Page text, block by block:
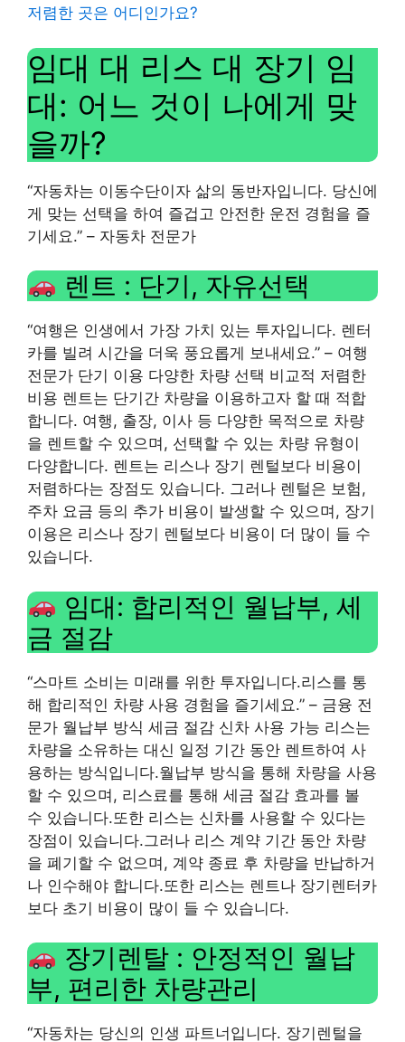
저렴한 곳은 어디인가요?
임대 대 리스 대 장기 임
대: 어느 것이 나에게 맞
을까?
“자동차는 이동수단이자 삶의 동반자입니다. 당신에
게 맞는 선택을 하여 즐겁고 안전한 운전 경험을 즐
기세요.” – 자동차 전문가
렌트 : 단기, 자유선택
“여행은 인생에서 가장 가치 있는 투자입니다. 렌터
카를 빌려 시간을 더욱 풍요롭게 보내세요.” – 여행
전문가 단기 이용 다양한 차량 선택 비교적 저렴한
비용 렌트는 단기간 차량을 이용하고자 할 때 적합
합니다. 여행, 출장, 이사 등 다양한 목적으로 차량
을 렌트할 수 있으며, 선택할 수 있는 차량 유형이
다양합니다. 렌트는 리스나 장기 렌털보다 비용이
저렴하다는 장점도 있습니다. 그러나 렌털은 보험,
주차 요금 등의 추가 비용이 발생할 수 있으며, 장기
이용은 리스나 장기 렌털보다 비용이 더 많이 들 수
있습니다.
임대: 합리적인 월납부, 세
금 절감
“스마트 소비는 미래를 위한 투자입니다.리스를 통
해 합리적인 차량 사용 경험을 즐기세요.” – 금융 전
문가 월납부 방식 세금 절감 신차 사용 가능 리스는
차량을 소유하는 대신 일정 기간 동안 렌트하여 사
용하는 방식입니다.월납부 방식을 통해 차량을 사용
할 수 있으며, 리스료를 통해 세금 절감 효과를 볼
수 있습니다.또한 리스는 신차를 사용할 수 있다는
장점이 있습니다.그러나 리스 계약 기간 동안 차량
을 폐기할 수 없으며, 계약 종료 후 차량을 반납하거
나 인수해야 합니다.또한 리스는 렌트나 장기렌터카
보다 초기 비용이 많이 들 수 있습니다.
장기렌탈 : 안정적인 월납
부, 편리한 차량관리
“자동차는 당신의 인생 파트너입니다. 장기렌털을